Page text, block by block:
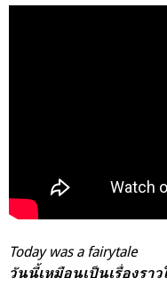
Today was a fairytale
วันนี้เหมือนเป็นเรื่องรา